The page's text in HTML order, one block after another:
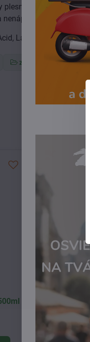
plesní a nechajte ho
mieste.
Lauryl Glucoside
zdravá domácnosť